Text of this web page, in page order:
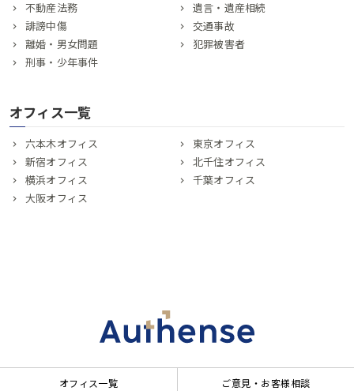
不動産法務
遺言・遺産相続
誹謗中傷
交通事故
離婚・男女問題
犯罪被害者
刑事・少年事件
オフィス一覧
六本木オフィス
東京オフィス
新宿オフィス
北千住オフィス
横浜オフィス
千葉オフィス
大阪オフィス
オフィス一覧 ご意見・お客様相談